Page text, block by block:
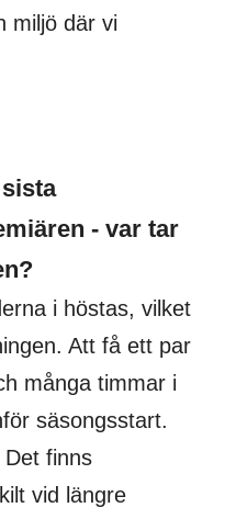
miljö där vi
- var tar
i höstas, vilket
Att få ett par
många timmar i
säsongsstart.
finns
vid längre